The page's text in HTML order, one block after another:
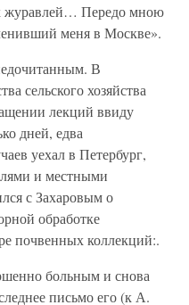
журавлей… Передо мною
меня в Москве».
В
сельского хозяйства
лекций ввиду
дней, едва
уехал в Петербург,
и местными
с Захаровым о
обработке
почвенных коллекций:.
больным и снова
письмо его (к А.